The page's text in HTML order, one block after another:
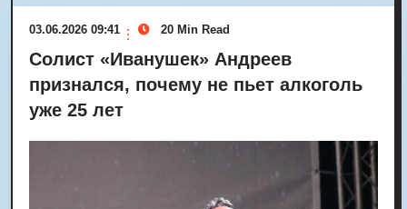
03.06.2026 09:41 20 Min Read
Солист «Иванушек» Андреев
признался, почему не пьет алкоголь
уже 25 лет